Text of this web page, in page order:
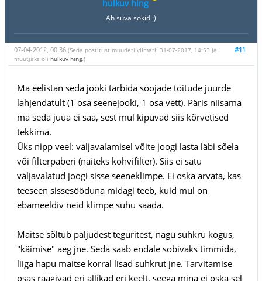
hulkuv hing
Ah suva sokid :)
#11
07-04-2012, 00:36 (Seda postitust muudeti viimati: 31-07-2017, 14:53 ja
muutjaks oli hulkuv hing.)
Ma eelistan seda jooki tarbida soojade toitude juurde
lahjendatult (1 osa seenejooki, 1 osa vett). Päris niisama
ma seda juua ei saa, sest mul kipuvad siis kõrvetised
tekkima.
Üks nipp veel: väljavalamisel võite joogi lasta läbi sõela
või filterpaberi (näiteks kohvifilter). Siis ei satu
väljavalatud joogi sisse seeneklimpe. Ei oska arvata, kas
teeseen sissesööduna midagi teeb, kuid mul on
ebameeldiv neid klimpe suhu saada.
Maitse sõltub paljudest teguritest, nagu suhkru kogus,
"käimise" aeg jne. Seda saab endale sobivaks timmida,
liiga hapu maitse korral lisad suhkrut jne. Tarvitamise
osas räägivad eri allikad eri keelt, seega mina ei oska sel